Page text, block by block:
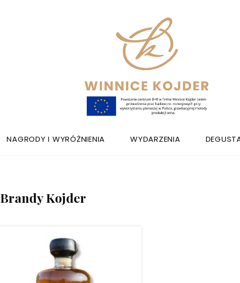
NAGRODY I WYRÓŻNIENIA WYDARZENIA
Brandy Kojder